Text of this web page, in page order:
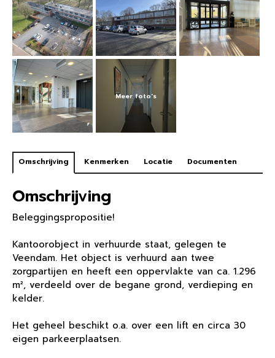
Omschrijving Kenmerken Locatie Documenten
Omschrijving
Beleggingspropositie!
Kantoorobject in verhuurde staat, gelegen te
Veendam. Het object is verhuurd aan twee
zorgpartijen en heeft een oppervlakte van ca. 1.296
m², verdeeld over de begane grond, verdieping en
kelder.
Het geheel beschikt o.a. over een lift en circa 30
eigen parkeerplaatsen.